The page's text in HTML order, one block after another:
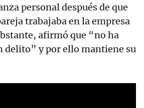
personal después de que
trabajaba en la empresa
afirmó que “no ha
delito” y por ello mantiene su